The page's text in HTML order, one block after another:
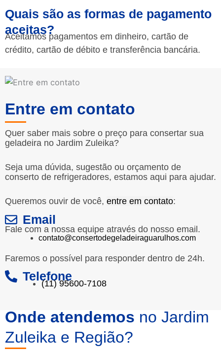
Quais são as formas de pagamento
aceitas?
Aceitamos pagamentos em dinheiro, cartão de
crédito, cartão de débito e transferência bancária.
Entre em contato
Quer saber mais sobre o preço para consertar sua
geladeira no Jardim Zuleika?
Seja uma dúvida, sugestão ou orçamento de
conserto de refrigeradores, estamos aqui para ajudar.
Queremos ouvir de você, entre em contato:
Email
Fale com a nossa equipe através do nosso email.
contato@consertodegeladeiraguarulhos.com
Faremos o possível para responder dentro de 24h.
Telefone
(11) 95600-7108
Onde atendemos no Jardim
Zuleika e Região?